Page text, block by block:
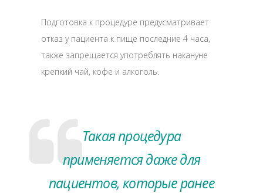
Подготовка к процедуре предусматривает
отказ у пациента к пище последние 4 часа,
также запрещается употреблять накануне
крепкий чай, кофе и алкоголь.
Такая процедура
применяется даже для
пациентов, которые ранее